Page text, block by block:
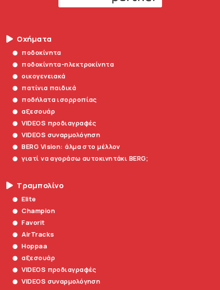
Οχήματα
ποδοκίνητα
ποδοκίνητα-ηλεκτροκίνητα
οικογενειακά
πατίνια παιδικά
ποδήλατα ισορροπίας
αξεσουάρ
VIDEOS προδιαγραφές
VIDEOS συναρμολόγηση
BERG Vision: άλμα στο μέλλον
γιατί να αγοράσω αυτοκινητάκι BERG;
Τραμπολίνο
Elite
Champion
Favorit
AirTracks
Hoppaa
αξεσουάρ
VIDEOS προδιαγραφές
VIDEOS συναρμολόγηση